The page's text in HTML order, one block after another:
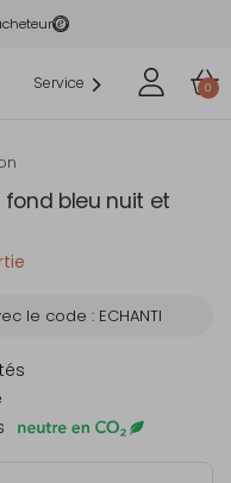
Service 0
bleu nuit et
le code : ECHANTI